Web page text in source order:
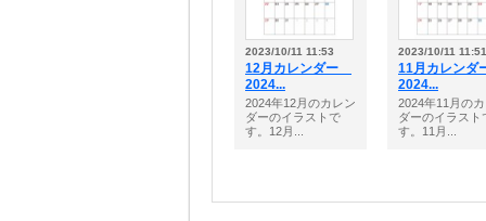
2023/10/11 11:53
12月カレンダー
2024...
2024年12月のカレン
ダーのイラストで
す。12月...
2023/10/11 11:51
11月カレン
2024...
2024年11月の
ダーのイラスト
す。11月...